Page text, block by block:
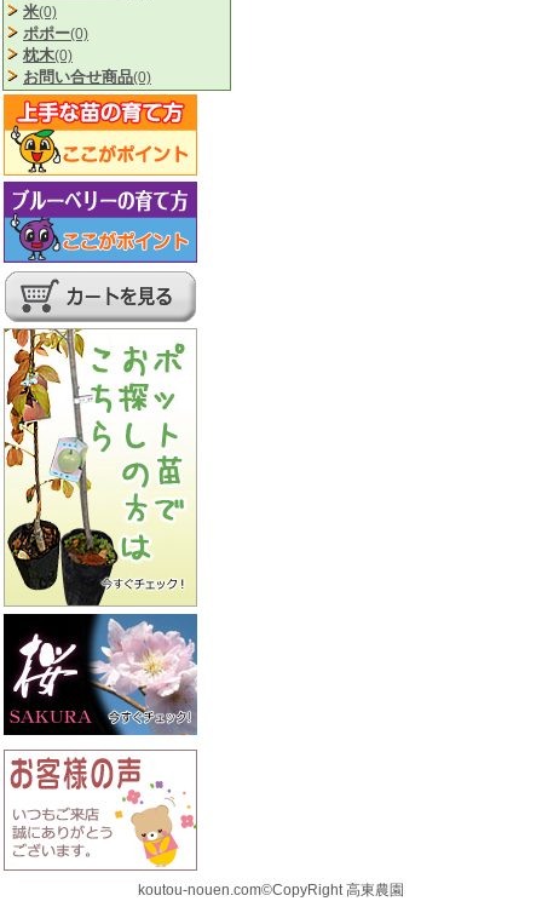
米(0)
ポポー(0)
枕木(0)
お問い合せ商品(0)
koutou-nouen.com©CopyRight 高東農園